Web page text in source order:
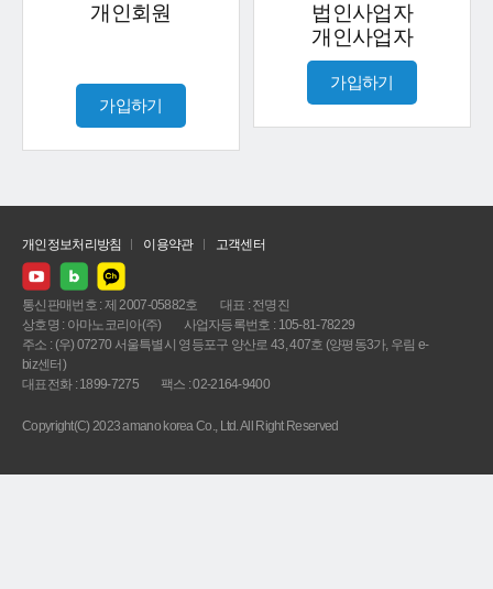
개인회원
가입하기
법인사업자
개인사업자
가입하기
개인정보처리방침 이용약관 고객센터
통신판매번호 : 제 2007-05882호
대표 : 전명진
상호명 : 아마노코리아(주)
사업자등록번호 : 105-81-78229
주소 : (우) 07270 서울특별시 영등포구 양산로 43, 407호 (양평동3가, 우림 e-
biz센터)
대표전화 : 1899-7275
팩스 : 02-2164-9400
Copyright(C) 2023 amano korea Co., Ltd. All Right Reserved